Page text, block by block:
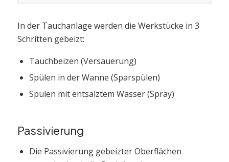
In der Tauchanlage werden die Werkstücke in 3
Schritten gebeizt:
Tauchbeizen (Versauerung)
Spülen in der Wanne (Sparspülen)
Spülen mit entsalztem Wasser (Spray)
Passivierung
Die Passivierung gebeizter Oberflächen